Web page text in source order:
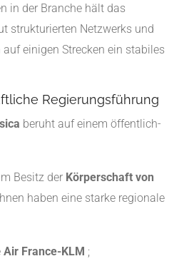
in der Branche hält das
strukturierten Netzwerks und
einigen Strecken ein stabiles
Regierungsführung
beruht auf einem öffentlich-
Besitz der Körperschaft von
haben eine starke regionale
Air France-KLM ;